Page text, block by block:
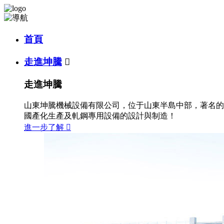
首頁
走進坤騰 
走進坤騰
山東坤騰機械設備有限公司，位于山東半島中部，著名
國產化生產及軋鋼專用設備的設計與制造！
進一步了解 